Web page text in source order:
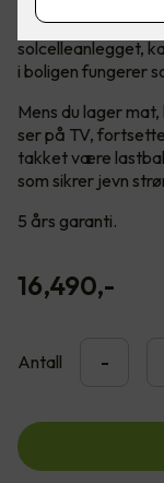
Enten du lader
solcelleanlegget,
i boligen fungerer
Mens du lager
ser på TV,
takket være
som sikrer jevn
5 års garanti.
16,490,-
Antall -